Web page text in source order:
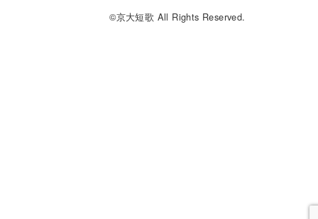
©京大短歌 All Rights Reserved.